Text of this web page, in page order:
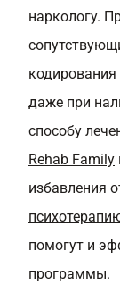
наркологу.
даже при
способу
Rehab Family
избавления
помогут и
программы.